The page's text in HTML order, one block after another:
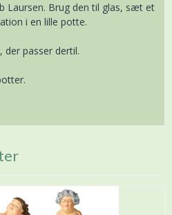
Laursen. Brug den til glas, sæt et
i en lille potte.
der passer dertil.